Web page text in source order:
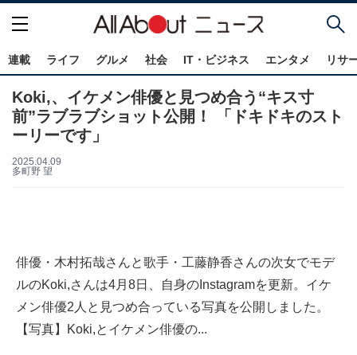
連載 ライフ グルメ 社会 IT・ビジネス エンタメ リサ
Koki,、イケメン俳優と見つめ合う“キス寸
前”ラブラブショット公開！ 「ドキドキのスト
ーリーです」
2025.04.09
多町野 望
俳優・木村拓哉さんと歌手・工藤静香さんの次女でモデ
ルのKoki,さんは4月8日、自身のInstagramを更新。イケ
メン俳優2人と見つめ合っている写真を公開しました。
【写真】Koki,とイケメン俳優の...